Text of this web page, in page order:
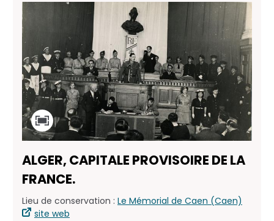
ALGER, CAPITALE PROVISOIRE DE LA
FRANCE.
Lieu de conservation : Le Mémorial de Caen (Caen)
site web